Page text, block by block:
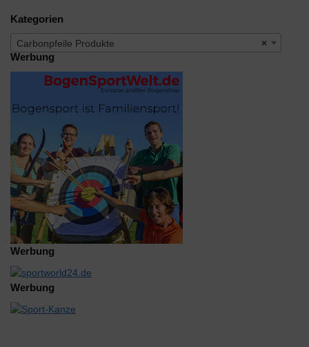
Kategorien
×
Carbonpfeile Produkte
Werbung
Werbung
Werbung